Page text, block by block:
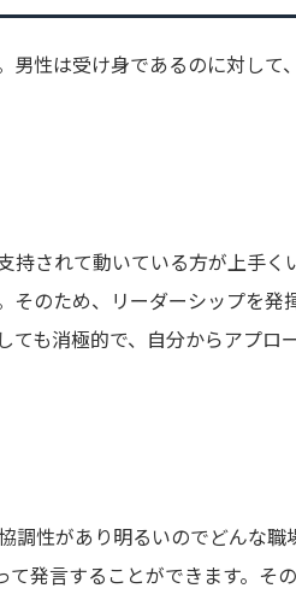
性は受け身であるのに対して
されて動いている方が上手く
のため、リーダーシップを発
も消極的で、自分からアプロ
調性があり明るいのでどんな
発言することができます。そ